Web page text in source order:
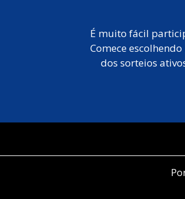
É muito fácil
Comece
dos sorteios